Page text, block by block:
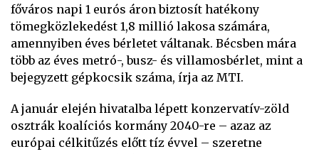
főváros napi 1 eurós áron biztosít hatékony
tömegközlekedést 1,8 millió lakosa számára,
amennyiben éves bérletet váltanak. Bécsben mára
több az éves metró-, busz- és villamosbérlet, mint a
bejegyzett gépkocsik száma, írja az MTI.
A január elején hivatalba lépett konzervatív-zöld
osztrák koalíciós kormány 2040-re – azaz az
európai célkitűzés előtt tíz évvel – szeretne